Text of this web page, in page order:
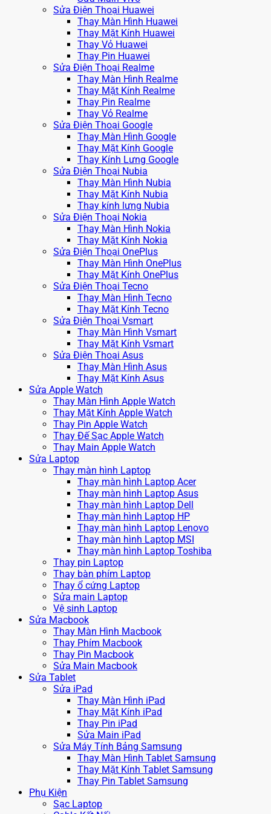
Sửa Điện Thoại Huawei
Thay Màn Hình Huawei
Thay Mặt Kính Huawei
Thay Vỏ Huawei
Thay Pin Huawei
Sửa Điện Thoại Realme
Thay Màn Hình Realme
Thay Mặt Kính Realme
Thay Pin Realme
Thay Vỏ Realme
Sửa Điện Thoại Google
Thay Màn Hình Google
Thay Mặt Kính Google
Thay Kính Lưng Google
Sửa Điện Thoại Nubia
Thay Màn Hình Nubia
Thay Mặt Kính Nubia
Thay kính lưng Nubia
Sửa Điện Thoại Nokia
Thay Màn Hình Nokia
Thay Mặt Kính Nokia
Sửa Điện Thoại OnePlus
Thay Màn Hình OnePlus
Thay Mặt Kính OnePlus
Sửa Điện Thoại Tecno
Thay Màn Hình Tecno
Thay Mặt Kính Tecno
Sửa Điện Thoại Vsmart
Thay Màn Hình Vsmart
Thay Mặt Kính Vsmart
Sửa Điện Thoại Asus
Thay Màn Hình Asus
Thay Mặt Kính Asus
Sửa Apple Watch
Thay Màn Hình Apple Watch
Thay Mặt Kính Apple Watch
Thay Pin Apple Watch
Thay Đế Sạc Apple Watch
Thay Main Apple Watch
Sửa Laptop
Thay màn hình Laptop
Thay màn hình Laptop Acer
Thay màn hình Laptop Asus
Thay màn hình Laptop Dell
Thay màn hình Laptop HP
Thay màn hình Laptop Lenovo
Thay màn hình Laptop MSI
Thay màn hình Laptop Toshiba
Thay pin Laptop
Thay bàn phím Laptop
Thay ổ cứng Laptop
Sửa main Laptop
Vệ sinh Laptop
Sửa Macbook
Thay Màn Hình Macbook
Thay Phím Macbook
Thay Pin Macbook
Sửa Main Macbook
Sửa Tablet
Sửa iPad
Thay Màn Hình iPad
Thay Mặt Kính iPad
Thay Pin iPad
Sửa Main iPad
Sửa Máy Tính Bảng Samsung
Thay Màn Hình Tablet Samsung
Thay Mặt Kính Tablet Samsung
Thay Pin Tablet Samsung
Phụ Kiện
Sạc Laptop